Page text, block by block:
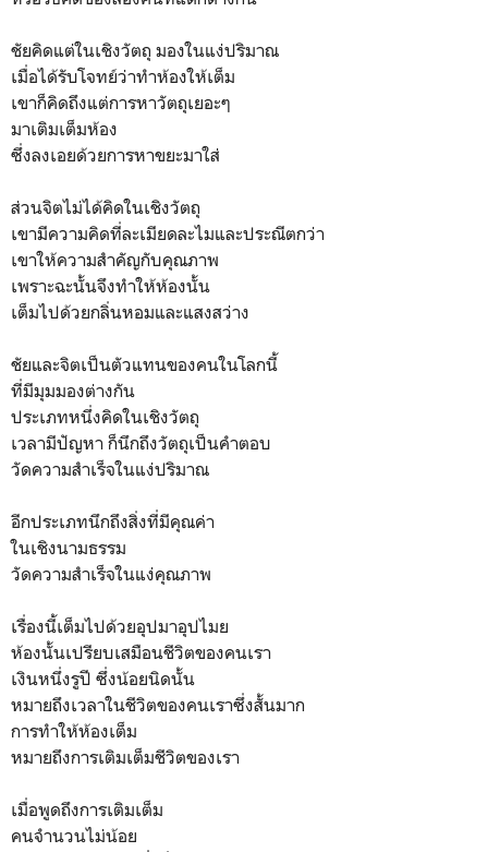
ชัยคิดแต่ในเชิงวัตถุ มองในแง่ปริมาณ
เมื่อได้รับโจทย์ว่าทำห้องให้เต็ม
เขาก็คิดถึงแต่การหาวัตถุเยอะๆ
มาเติมเต็มห้อง
ซึ่งลงเอยด้วยการหาขยะมาใส่
ส่วนจิตไม่ได้คิดในเชิงวัตถุ
เขามีความคิดที่ละเมียดละไมและประณีตกว่า
เขาให้ความสำคัญกับคุณภาพ
เพราะฉะนั้นจึงทำให้ห้องนั้น
เต็มไปด้วยกลิ่นหอมและแสงสว่าง
ชัยและจิตเป็นตัวแทนของคนในโลกนี้
ที่มีมุมมองต่างกัน
ประเภทหนึ่งคิดในเชิงวัตถุ
เวลามีปัญหา ก็นึกถึงวัตถุเป็นคำตอบ
วัดความสำเร็จในแง่ปริมาณ
อีกประเภทนึกถึงสิ่งที่มีคุณค่า
ในเชิงนามธรรม
วัดความสำเร็จในแง่คุณภาพ
เรื่องนี้เต็มไปด้วยอุปมาอุปไมย
ห้องนั้นเปรียบเสมือนชีวิตของคนเรา
เงินหนึ่งรูปี ซึ่งน้อยนิดนั้น
หมายถึงเวลาในชีวิตของคนเราซึ่งสั้นมาก
การทำให้ห้องเต็ม
หมายถึงการเติมเต็มชีวิตของเรา
เมื่อพูดถึงการเติมเต็ม
คนจำนวนไม่น้อย